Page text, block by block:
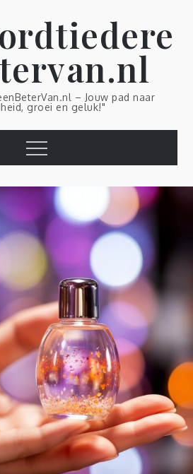
– Jouw pad naar
groei en geluk!"
Menu